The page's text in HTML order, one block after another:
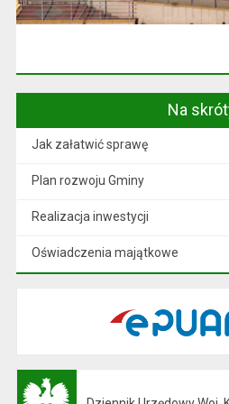
Na
Jak załatwić sprawę
Plan rozwoju Gminy
Realizacja inwestycji
Oświadczenia majątkowe